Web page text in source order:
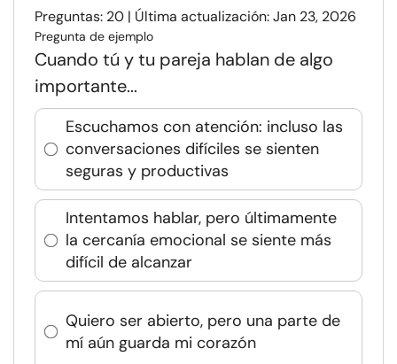
Preguntas: 20 | Última actualización: Jan 23, 2026
Pregunta de ejemplo
Cuando tú y tu pareja hablan de algo
importante...
Escuchamos con atención: incluso las
conversaciones difíciles se sienten
seguras y productivas
Intentamos hablar, pero últimamente
la cercanía emocional se siente más
difícil de alcanzar
Quiero ser abierto, pero una parte de
mí aún guarda mi corazón